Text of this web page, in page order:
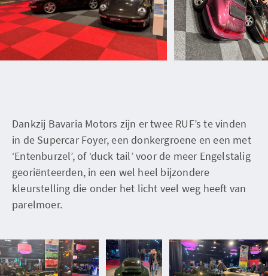
Dankzij Bavaria Motors zijn er twee RUF’s te vinden
in de Supercar Foyer, een donkergroene en een met
‘Entenburzel’, of ‘duck tail’ voor de meer Engelstalig
georiënteerden, in een wel heel bijzondere
kleurstelling die onder het licht veel weg heeft van
parelmoer.